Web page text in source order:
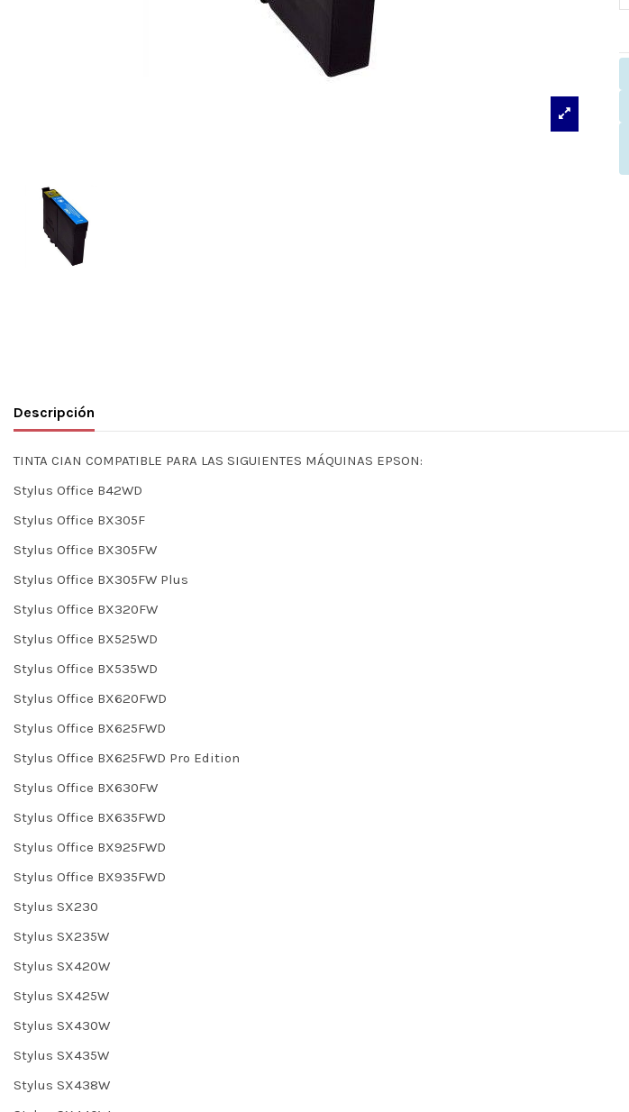
Descripción
TINTA CIAN COMPATIBLE PARA LAS SIGUIENTES MÁQUINAS EPSON:
Stylus Office B42WD
Stylus Office BX305F
Stylus Office BX305FW
Stylus Office BX305FW Plus
Stylus Office BX320FW
Stylus Office BX525WD
Stylus Office BX535WD
Stylus Office BX620FWD
Stylus Office BX625FWD
Stylus Office BX625FWD Pro Edition
Stylus Office BX630FW
Stylus Office BX635FWD
Stylus Office BX925FWD
Stylus Office BX935FWD
Stylus SX230
Stylus SX235W
Stylus SX420W
Stylus SX425W
Stylus SX430W
Stylus SX435W
Stylus SX438W